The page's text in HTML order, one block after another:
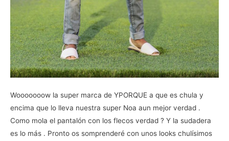
Wooooooow la super marca de YPORQUE a que es chula y
encima que lo lleva nuestra super Noa aun mejor verdad .
Como mola el pantalón con los flecos verdad ? Y la sudadera
es lo más . Pronto os somprenderé con unos looks chulísimos